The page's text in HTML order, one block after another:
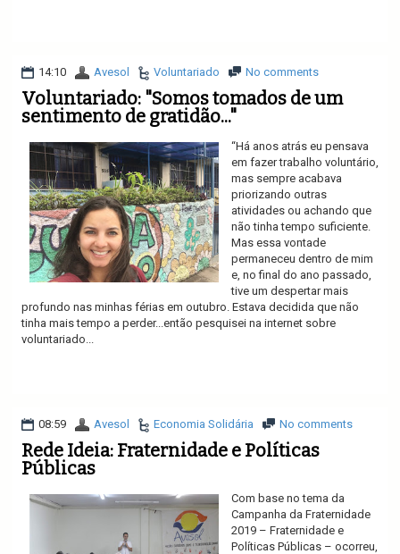
14:10 Avesol Voluntariado No comments
Voluntariado: "Somos tomados de um
sentimento de gratidão..."
“Há anos atrás eu pensava
em fazer trabalho voluntário,
mas sempre acabava
priorizando outras
atividades ou achando que
não tinha tempo suficiente.
Mas essa vontade
permaneceu dentro de mim
e, no final do ano passado,
tive um despertar mais
profundo nas minhas férias em outubro. Estava decidida que não
tinha mais tempo a perder...então pesquisei na internet sobre
voluntariado...
08:59 Avesol Economia Solidária No comments
Rede Ideia: Fraternidade e Políticas
Públicas
Com base no tema da
Campanha da Fraternidade
2019 – Fraternidade e
Políticas Públicas – ocorreu,